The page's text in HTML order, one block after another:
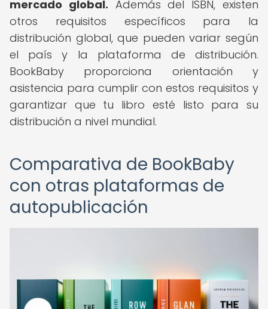
mercado global. Además del ISBN, existen
otros requisitos específicos para la
distribución global, que pueden variar según
el país y la plataforma de distribución.
BookBaby proporciona orientación y
asistencia para cumplir con estos requisitos y
garantizar que tu libro esté listo para su
distribución a nivel mundial.
Comparativa de BookBaby
con otras plataformas de
autopublicación